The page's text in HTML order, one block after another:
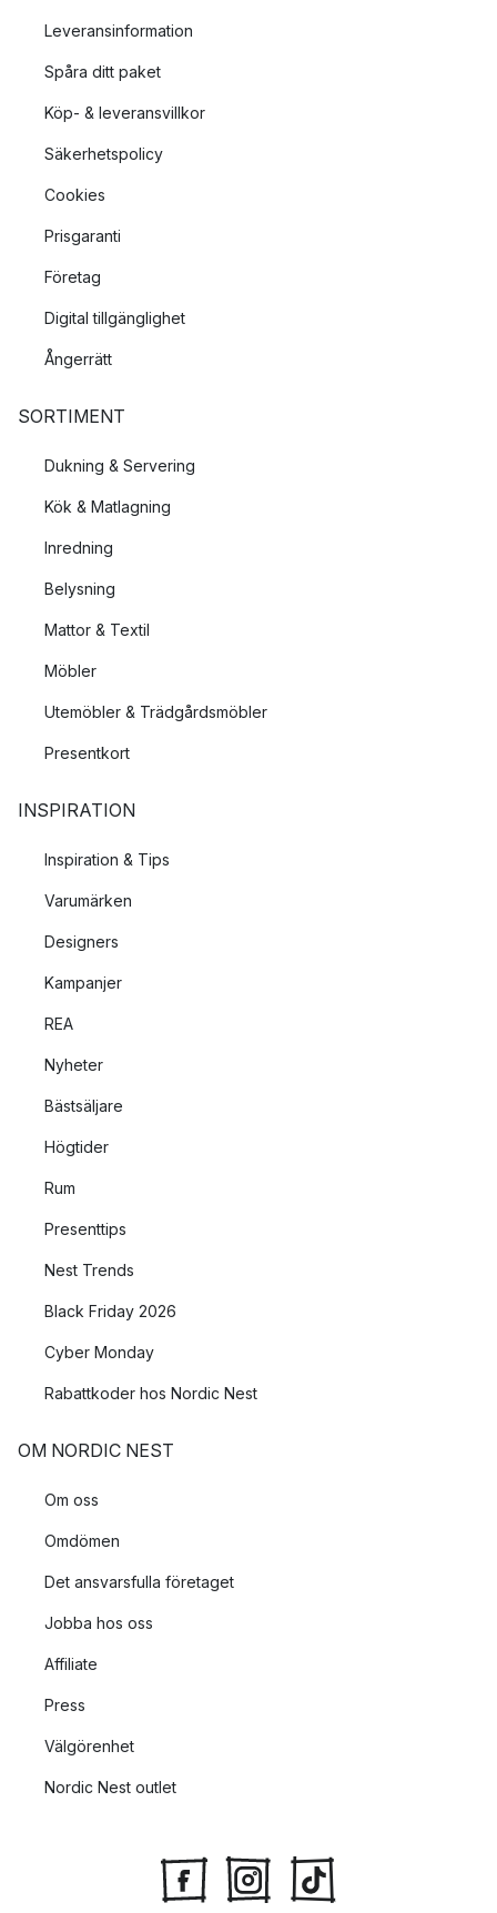
Leveransinformation
Spåra ditt paket
Köp- & leveransvillkor
Säkerhetspolicy
Cookies
Prisgaranti
Företag
Digital tillgänglighet
Ångerrätt
SORTIMENT
Dukning & Servering
Kök & Matlagning
Inredning
Belysning
Mattor & Textil
Möbler
Utemöbler & Trädgårdsmöbler
Presentkort
INSPIRATION
Inspiration & Tips
Varumärken
Designers
Kampanjer
REA
Nyheter
Bästsäljare
Högtider
Rum
Presenttips
Nest Trends
Black Friday 2026
Cyber Monday
Rabattkoder hos Nordic Nest
OM NORDIC NEST
Om oss
Omdömen
Det ansvarsfulla företaget
Jobba hos oss
Affiliate
Press
Välgörenhet
Nordic Nest outlet